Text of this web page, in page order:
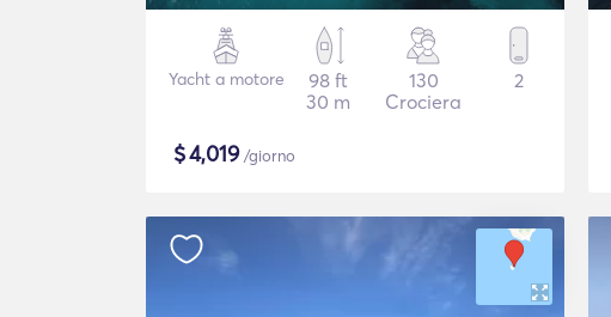
Yacht a motore
98 ft
30 m
130
Crociera
2
$4,019/giorno